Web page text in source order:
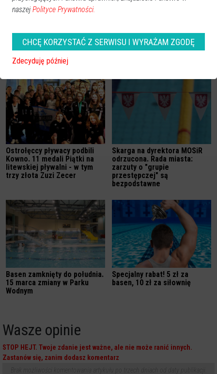
Zobacz również
Ostrołęccy pływacy podbili
Kowno. 11 medali Piątki na
litewskiej pływalni - w tym
trzy złota Zuzi Zecer
Skarga na dyrektora MOSiR
odrzucona. Rada miasta:
zarzuty o "grupie
przestępczej" są
bezpodstawne
Basen zamknięty do południa.
15 marca zmiany w Parku
Wodnym
Specjalny rabat! 5 zł za
basen, 10 zł za siłownię
Wasze opinie
STOP HEJT. Twoje zdanie jest ważne, ale nie może ranić innych.
Zastanów się, zanim dodasz komentarz
naszej Polityce Prywatności.
CHCĘ KORZYSTAĆ Z SERWISU I WYRAŻAM ZGODĘ
Zdecyduję później